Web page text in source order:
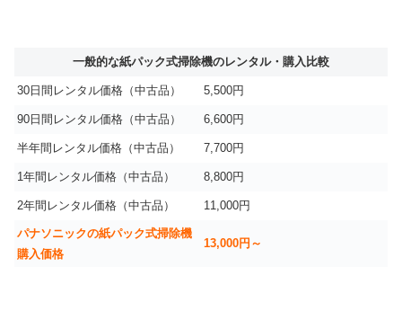
一般的な紙パック式掃除機のレンタル・購入比較
30日間レンタル価格（中古品） 5,500円
90日間レンタル価格（中古品） 6,600円
半年間レンタル価格（中古品） 7,700円
1年間レンタル価格（中古品） 8,800円
2年間レンタル価格（中古品） 11,000円
パナソニックの紙パック式掃除機
購入価格
13,000円～